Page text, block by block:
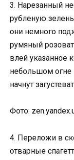
3. Нарезанный
рубленую
они немного
румяный
влей указанное
небольшом огне
начнут
Фото:
4. Переложи в
отварные